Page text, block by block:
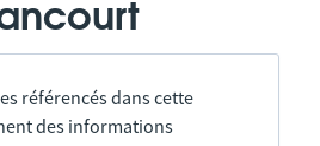
référencés dans cette
des informations